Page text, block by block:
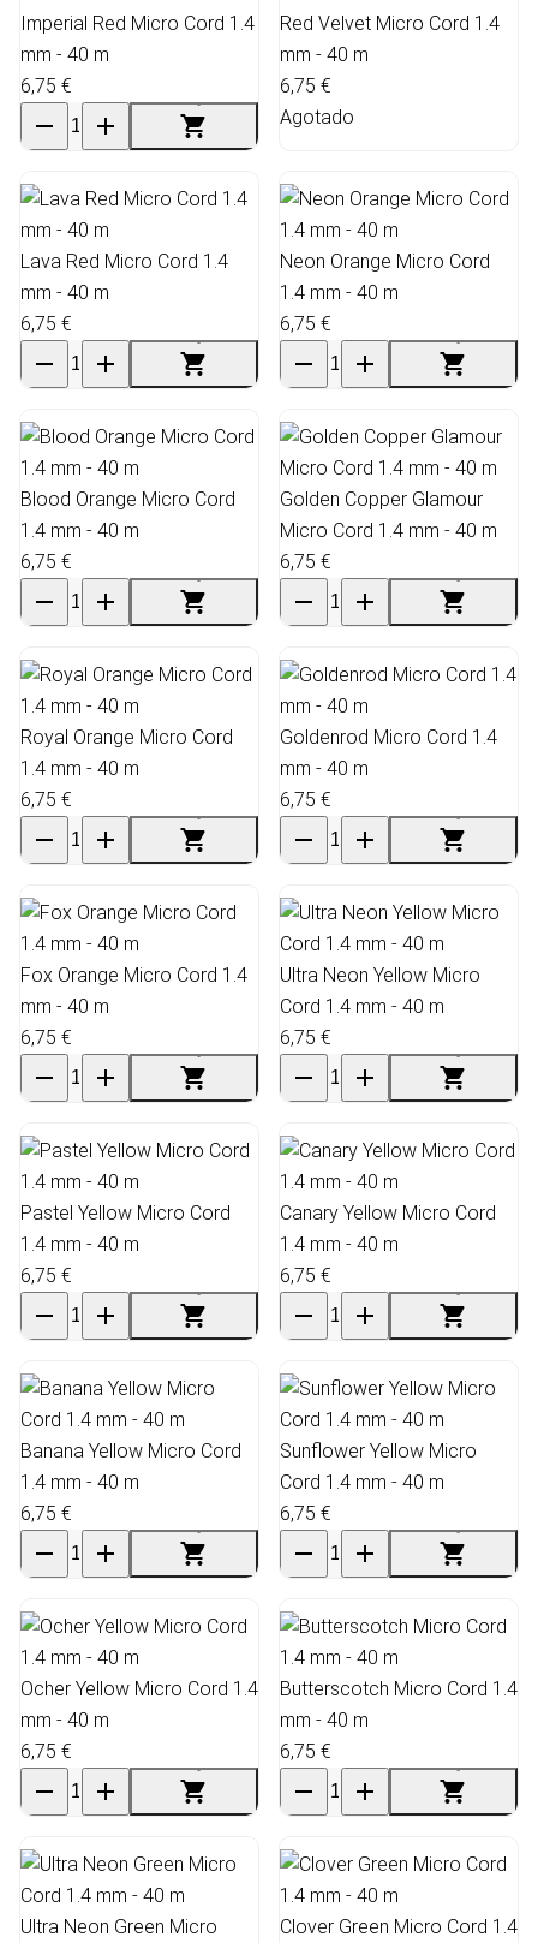
Imperial Red Micro Cord 1.4
mm - 40 m
6,75 €
Red Velvet Micro Cord 1.4
mm - 40 m
6,75 €
Agotado
Lava Red Micro Cord 1.4
mm - 40 m
6,75 €
Neon Orange Micro Cord
1.4 mm - 40 m
6,75 €
Blood Orange Micro Cord
1.4 mm - 40 m
6,75 €
Golden Copper Glamour
Micro Cord 1.4 mm - 40 m
6,75 €
Royal Orange Micro Cord
1.4 mm - 40 m
6,75 €
Goldenrod Micro Cord 1.4
mm - 40 m
6,75 €
Fox Orange Micro Cord 1.4
mm - 40 m
6,75 €
Ultra Neon Yellow Micro
Cord 1.4 mm - 40 m
6,75 €
Pastel Yellow Micro Cord
1.4 mm - 40 m
6,75 €
Canary Yellow Micro Cord
1.4 mm - 40 m
6,75 €
Banana Yellow Micro Cord
1.4 mm - 40 m
6,75 €
Sunflower Yellow Micro
Cord 1.4 mm - 40 m
6,75 €
Ocher Yellow Micro Cord 1.4
mm - 40 m
6,75 €
Butterscotch Micro Cord 1.4
mm - 40 m
6,75 €
Ultra Neon Green Micro
Clover Green Micro Cord 1.4